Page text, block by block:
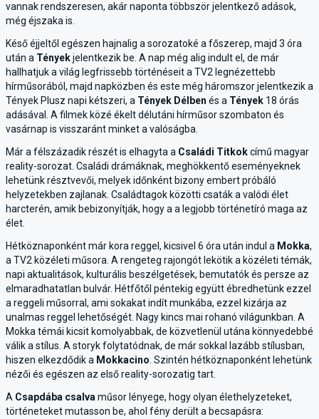
vannak rendszeresen, akár naponta többször jelentkező adások,
még éjszaka is.
Késő éjjeltől egészen hajnalig a sorozatoké a főszerep, majd 3 óra
után a Tényekjelentkezik be. A nap még alig indult el, de már
hallhatjuk a világ legfrissebb történéseit a TV2 legnézettebb
hírműsorából, majd napközben és este még háromszor jelentkezik a
Tények Plusz napi kétszeri, a Tények Délben és a Tények 18 órás
adásával. A filmek közé ékelt délutáni hírműsor szombaton és
vasárnap is visszaránt minket a valóságba.
Már a félszázadik részét is elhagyta a Családi Titkokcímű magyar
reality-sorozat. Családi drámáknak, meghökkentő eseményeknek
lehetünk résztvevői, melyek időnként bizony embert próbáló
helyzetekben zajlanak. Családtagok közötti csaták a valódi élet
harcterén, amik bebizonyítják, hogy a a legjobb történetíró maga az
élet.
Hétköznaponként már kora reggel, kicsivel 6 óra után indul a Mokka,
a TV2 közéleti műsora. A rengeteg rajongót lekötik a közéleti témák,
napi aktualitások, kulturális beszélgetések, bemutatók és persze az
elmaradhatatlan bulvár. Hétfőtől péntekig együtt ébredhetünk ezzel
a reggeli műsorral, ami sokakat indít munkába, ezzel kizárja az
unalmas reggel lehetőségét. Nagy kincs mai rohanó világunkban. A
Mokka témái kicsit komolyabbak, de közvetlenül utána könnyedebbé
válik a stílus. A storyk folytatódnak, de már sokkal lazább stílusban,
hiszen elkezdődik a Mokkacino . Szintén hétköznaponként lehetünk
nézői és egészen az első reality-sorozatig tart.
A Csapdába csalva műsor lényege, hogy olyan élethelyzeteket,
történeteket mutasson be, ahol fény derült a becsapásra: